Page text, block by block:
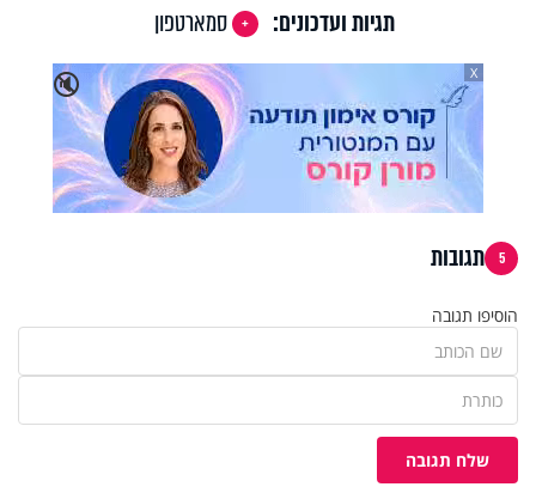
תגיות ועדכונים:
סמארטפון
🔇
X
5 תגובות
הוסיפו תגובה
שלח תגובה